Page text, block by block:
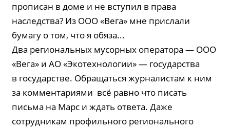
прописан в доме и не вступил в права
наследства? Из ООО «Вега» мне прислали
бумагу о том, что я обяза...
Два региональных мусорных оператора — ООО
«Вега» и АО «Экотехнологии» — государства
в государстве. Обращаться журналистам к ним
за комментариями всё равно что писать
письма на Марс и ждать ответа. Даже
сотрудникам профильного регионального